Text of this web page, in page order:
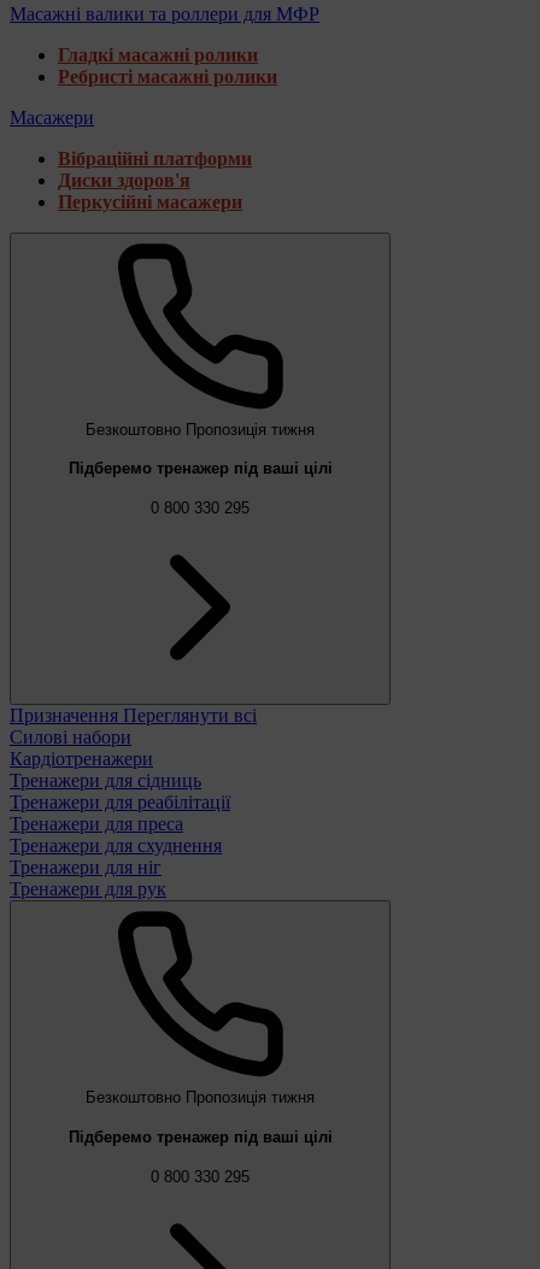
Масажні валики та роллери для МФР
Гладкі масажні ролики
Ребристі масажні ролики
Масажери
Вібраційні платформи
Диски здоров'я
Перкусійні масажери
Безкоштовно Пропозиція тижня
Підберемо тренажер під ваші цілі
0 800 330 295
Призначення Переглянути всі
Силові набори
Кардіотренажери
Тренажери для сідниць
Тренажери для реабілітації
Тренажери для преса
Тренажери для схуднення
Тренажери для ніг
Тренажери для рук
Безкоштовно Пропозиція тижня
Підберемо тренажер під ваші цілі
0 800 330 295